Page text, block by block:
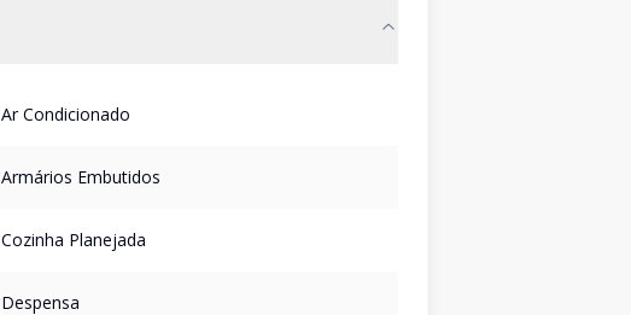
Ar Condicionado
Armários Embutidos
Cozinha Planejada
Despensa